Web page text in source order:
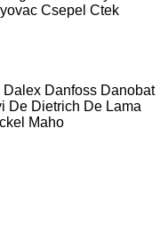
Csepel Ctek
Dalex Danfoss Danobat
De Dietrich De Lama
Maho